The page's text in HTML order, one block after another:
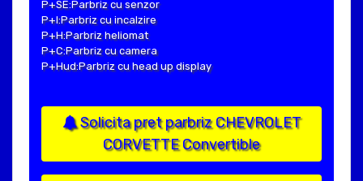
P+SE:Parbriz cu senzor
P+I:Parbriz cu incalzire
P+H:Parbriz heliomat
P+C:Parbriz cu camera
P+Hud:Parbriz cu head up display
Solicita pret parbriz CHEVROLET
CORVETTE Convertible